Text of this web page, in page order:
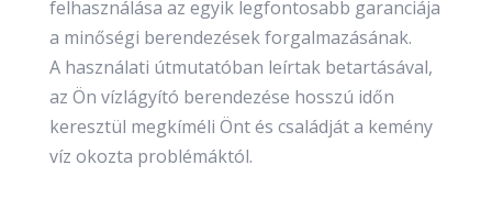
felhasználása az egyik legfontosabb garanciája
a minőségi berendezések forgalmazásának.
A használati útmutatóban leírtak betartásával,
az Ön vízlágyító berendezése hosszú időn
keresztül megkíméli Önt és családját a kemény
víz okozta problémáktól.